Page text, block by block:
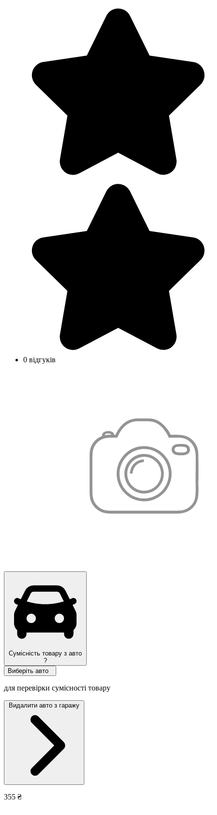
0 відгуків
Сумісність товару з авто
?
Виберіть авто
для перевірки сумісності товару
Видалити авто з гаражу
355 ₴